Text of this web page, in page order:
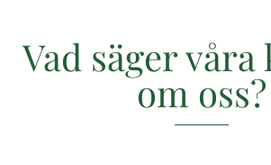
Vad säger
om oss?